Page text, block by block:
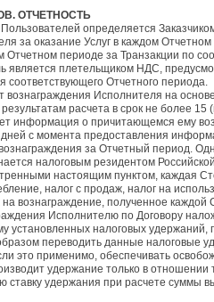
ОТЧЕТНОСТЬ
определяется
за оказание Услуг в каждом
Отчетном периоде за Транзакции по
является плетельщиком НДС,
соответствующего Отчетного периода.
вознаграждения Исполнителя на
расчета в срок не более
информация о причитающемся ему
с момента предоставления
за Отчетный период.
налоговым резидентом
настоящим пунктом, каждая
налог с продаж, налог на
вознаграждение, полученное каждой
Исполнителю по Договору
установленных налоговых удержаний,
переводить данные налоговые
это применимо, обеспечивать
удержание только в
удержания при расчете суммы